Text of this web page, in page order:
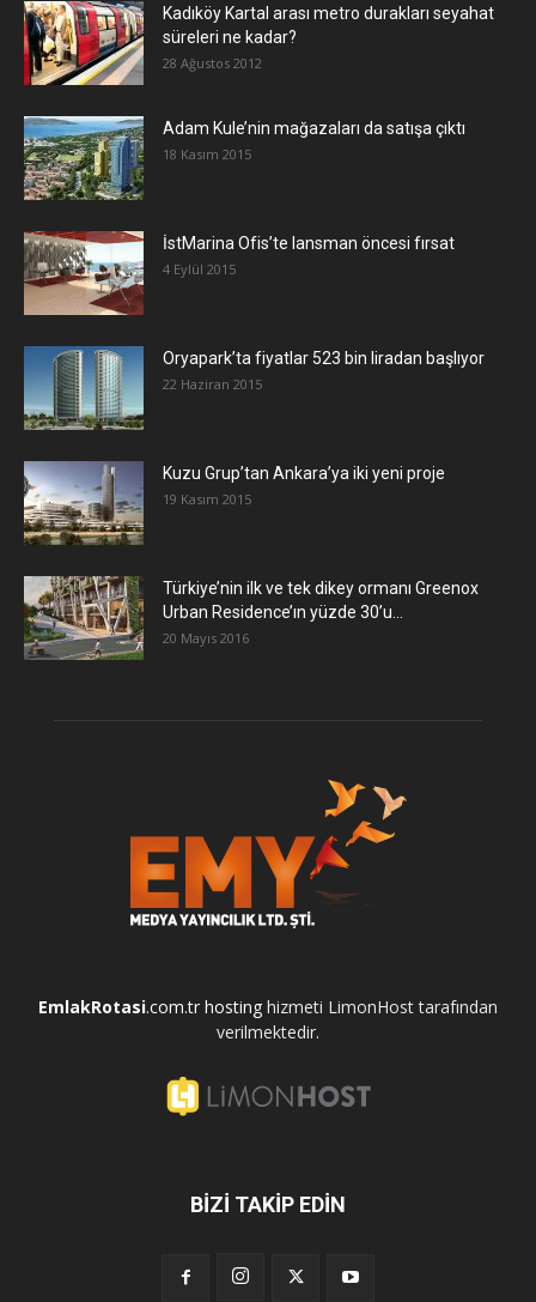
Kadıköy Kartal arası metro durakları seyahat
süreleri ne kadar?
28 Ağustos 2012
Adam Kule’nin mağazaları da satışa çıktı
18 Kasım 2015
İstMarina Ofis’te lansman öncesi fırsat
4 Eylül 2015
Oryapark’ta fiyatlar 523 bin liradan başlıyor
22 Haziran 2015
​Kuzu Grup’tan Ankara’ya iki yeni proje
19 Kasım 2015
Türkiye’nin ilk ve tek dikey ormanı Greenox
Urban Residence’ın yüzde 30’u...
20 Mayıs 2016
EmlakRotasi.com.tr hosting hizmeti LimonHost tarafından
verilmektedir.
BİZİ TAKİP EDİN